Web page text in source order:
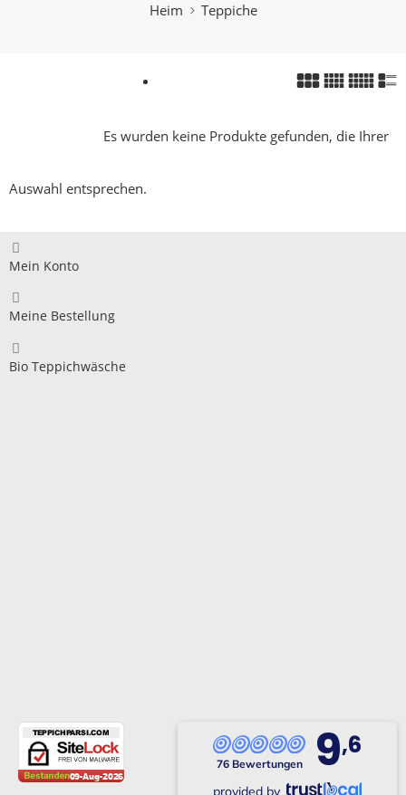
Heim Teppiche
Es wurden keine Produkte gefunden, die Ihrer
Auswahl entsprechen.
Mein Konto
Meine Bestellung
Bio Teppichwäsche
76 Bewertungen 9,6
provided by